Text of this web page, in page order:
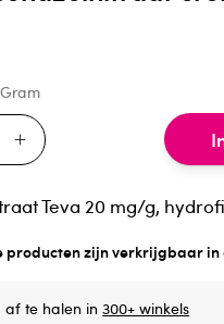
Gram
Teva 20 mg/g,
producten zijn verkrijgbaar in
af te halen in300+ winkels